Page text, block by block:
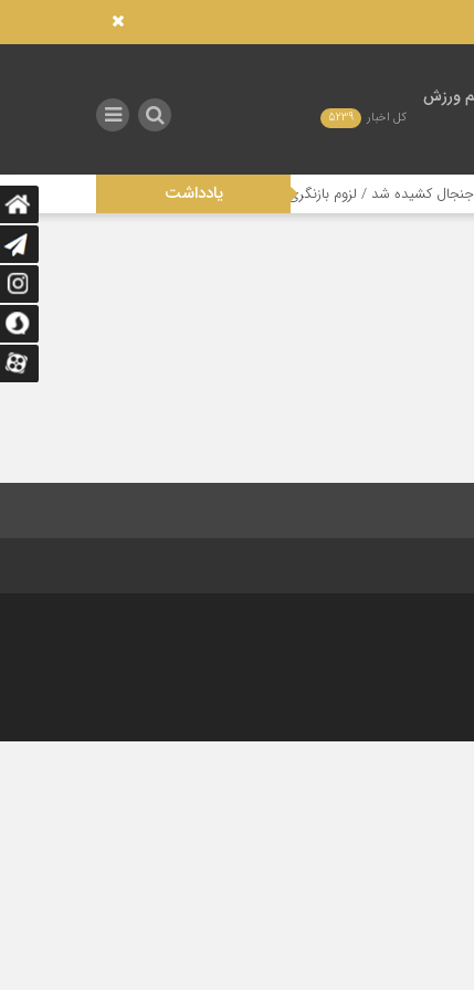
ورزش
کل اخبار 5239
یادداشت
کشیده شد / لزوم بازنگری در ساختار مدیریتی این رشته تاثیر عدالت